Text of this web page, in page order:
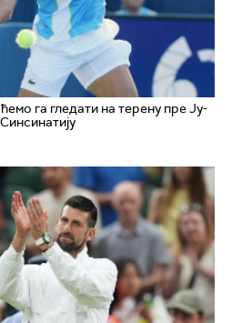
га гледати на терену пре Ју-